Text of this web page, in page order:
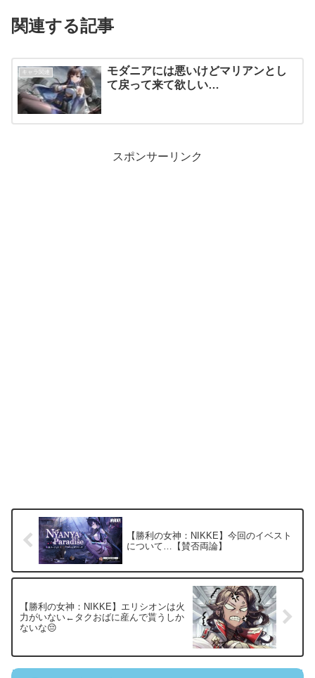
関連する記事
キャラ関連
モダニアには悪いけどマリアンとし
て戻って来て欲しい…
スポンサーリンク
【勝利の女神：NIKKE】今回のイベスト
について…【賛否両論】
【勝利の女神：NIKKE】エリシオンは火
力がいない←タクおばに産んで貰うしか
ないな😔